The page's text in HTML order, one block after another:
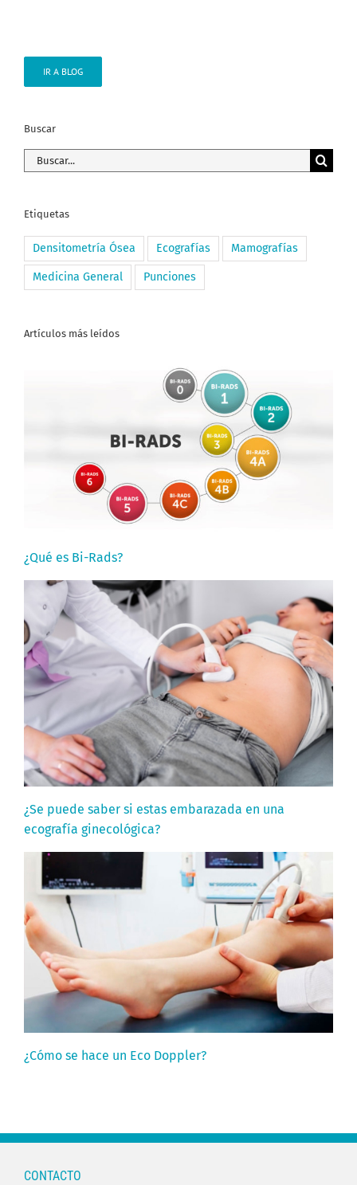
IR A BLOG
Buscar
Buscar:
Etiquetas
Densitometría Ósea Ecografías Mamografías
Medicina General Punciones
Artículos más leídos
¿Qué es Bi-Rads?
¿Se puede saber si estas embarazada en una
ecografía ginecológica?
¿Cómo se hace un Eco Doppler?
CONTACTO